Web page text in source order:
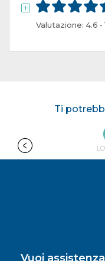
Valutazione: 4.6 -
Ti
Vuoi